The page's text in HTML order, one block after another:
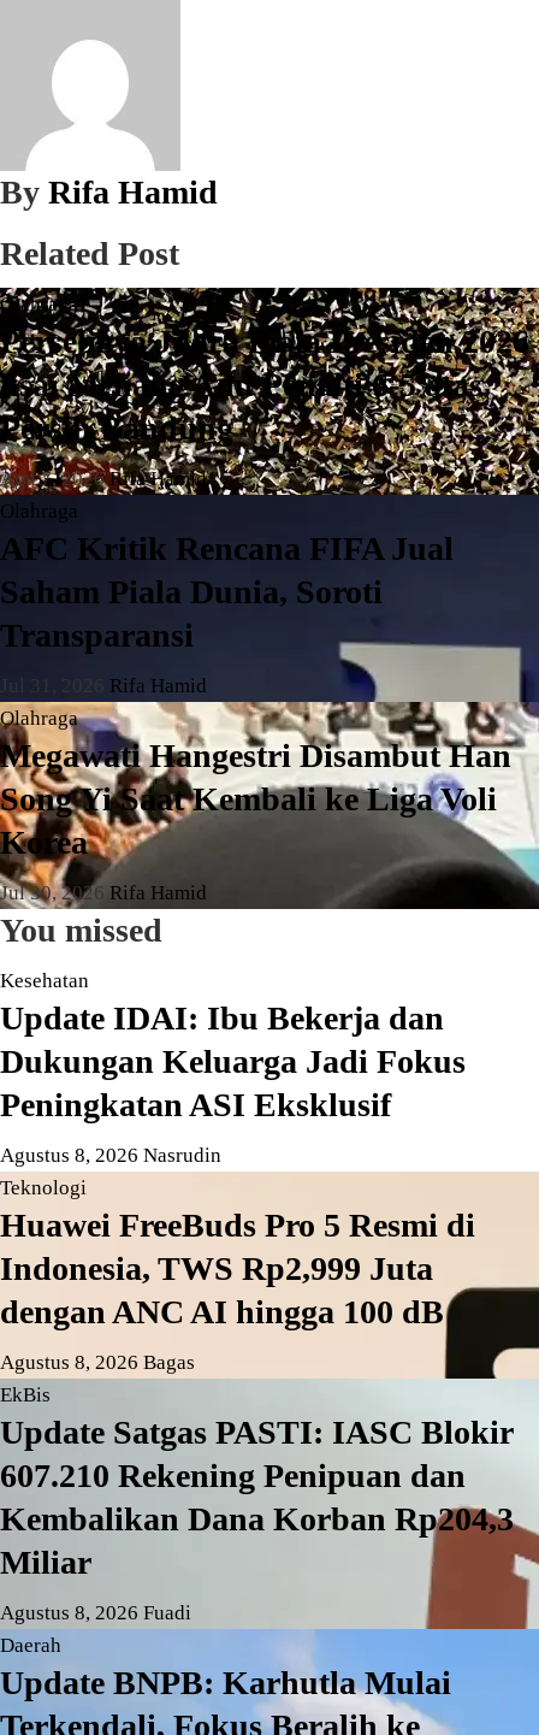
By Rifa Hamid
Related Post
Olahraga
Persebaya Juara Piala Presiden 2026
usai Menang Adu Penalti 6-5 atas
Persib Bandung
Agu 7, 2026Rifa Hamid
Olahraga
AFC Kritik Rencana FIFA Jual
Saham Piala Dunia, Soroti
Transparansi
Jul 31, 2026 Rifa Hamid
Olahraga
Megawati Hangestri Disambut Han
Song Yi Saat Kembali ke Liga Voli
Korea
Jul 30, 2026 Rifa Hamid
You missed
Kesehatan
Update IDAI: Ibu Bekerja dan
Dukungan Keluarga Jadi Fokus
Peningkatan ASI Eksklusif
Agustus 8, 2026 Nasrudin
Teknologi
Huawei FreeBuds Pro 5 Resmi di
Indonesia, TWS Rp2,999 Juta
dengan ANC AI hingga 100 dB
Agustus 8, 2026 Bagas
EkBis
Update Satgas PASTI: IASC Blokir
607.210 Rekening Penipuan dan
Kembalikan Dana Korban Rp204,3
Miliar
Agustus 8, 2026 Fuadi
Daerah
Update BNPB: Karhutla Mulai
Terkendali, Fokus Beralih ke